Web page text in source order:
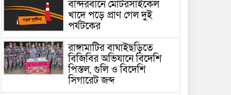
বান্দরবানে মোটরসাইকেল
খাদে পড়ে প্রাণ গেল দুই
পর্যটকের
রাঙ্গামাটির বাঘাইছড়িতে
বিজিবির অভিযানে বিদেশি
পিস্তল, গুলি ও বিদেশি
সিগারেট জব্দ